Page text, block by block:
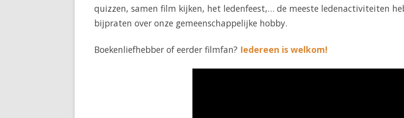
quizzen, samen film kijken, het ledenfeest,… de meeste ledenactiviteiten
bijpraten over onze gemeenschappelijke hobby.
Boekenliefhebber of eerder filmfan? Iedereen is welkom!